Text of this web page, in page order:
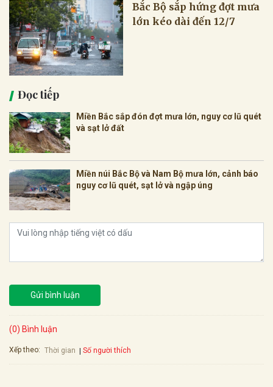
Bắc Bộ sắp hứng đợt mưa
lớn kéo dài đến 12/7
Đọc tiếp
Miền Bắc sắp đón đợt mưa lớn, nguy cơ lũ quét
và sạt lở đất
Miền núi Bắc Bộ và Nam Bộ mưa lớn, cảnh báo
nguy cơ lũ quét, sạt lở và ngập úng
Gửi bình luận
(0) Bình luận
Xếp theo: Thời gian Số người thích